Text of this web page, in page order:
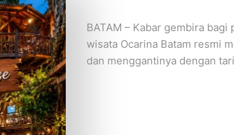
BATAM – Kabar gembira
wisata Ocarina Batam resmi
dan menggantinya dengan